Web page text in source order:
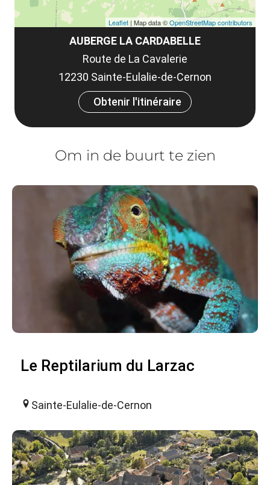
AUBERGE LA CARDABELLE
Route de La Cavalerie
12230 Sainte-Eulalie-de-Cernon
Obtenir l'itinéraire
Leaflet | Map data ©OpenStreetMap contributors
Om in de buurt te zien
Le Reptilarium du Larzac
Sainte-Eulalie-de-Cernon